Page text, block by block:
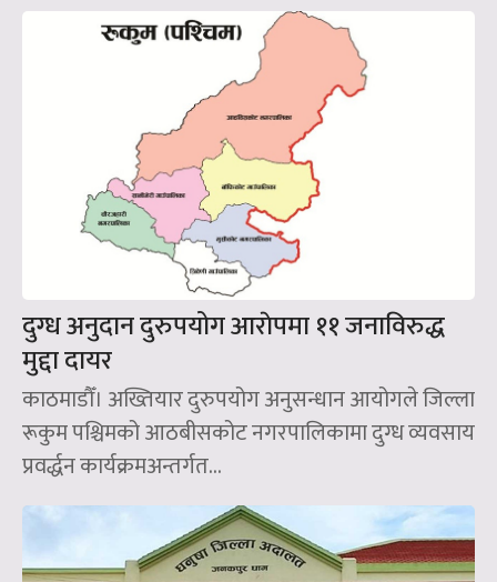
दुग्ध अनुदान दुरुपयोग आराेपमा ११ जनाविरुद्ध
मुद्दा दायर
काठमाडौँ। अख्तियार दुरुपयोग अनुसन्धान आयोगले जिल्ला
रूकुम पश्चिमको आठबीसकोट नगरपालिकामा दुग्ध व्यवसाय
प्रवर्द्धन कार्यक्रमअन्तर्गत...